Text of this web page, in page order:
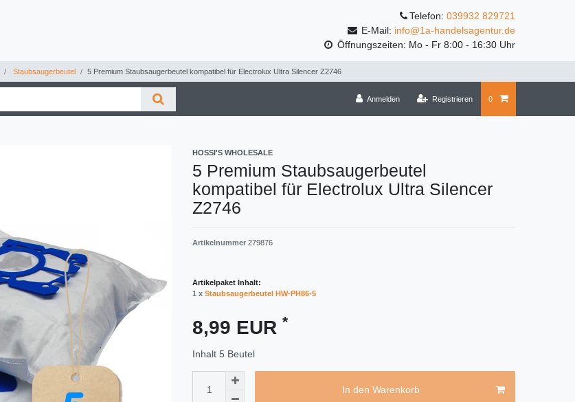
Telefon: 039932 829721
E-Mail: info@1a-handelsagentur.de
Öffnungszeiten: Mo - Fr 8:00 - 16:30 Uhr
Staubsaugerbeutel 5 Premium Staubsaugerbeutel kompatibel für Electrolux Ultra Silencer Z2746
Anmelden Registrieren 0
HOSSI'S WHOLESALE
5 Premium Staubsaugerbeutel
kompatibel für Electrolux Ultra Silencer
Z2746
Artikelnummer 279876
Artikelpaket Inhalt:
1 x Staubsaugerbeutel HW-PH86-5
8,99 EUR *
Inhalt 5 Beutel
In den Warenkorb